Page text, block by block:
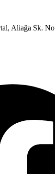
Aliağa Sk.